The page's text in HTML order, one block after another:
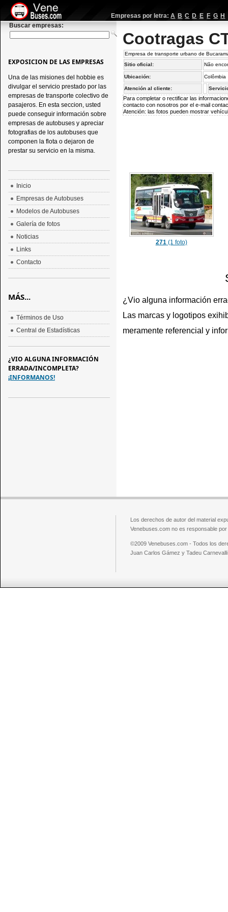
Empresas por letra: A B C D E F G H
Buscar empresas:
Cootragas
Empresa de transporte urbano de
Sitio oficial:
Não
Ubicación: Colômbia
Atención al cliente:
Para completar o rectificar las
contacto con nosotros por el e-mail
Atención: las fotos pueden mostrar
271(1 foto)
¿Vio alguna información
Las marcas y logotipos
meramente referencial y
EXPOSICION DE LAS EMPRESAS
Una de las misiones del hobbie es
divulgar el servicio prestado por las
empresas de transporte colectivo de
pasajeros. En esta seccion, usted
puede conseguir información sobre
empresas de autobuses y apreciar
fotografias de los autobuses que
componen la flota o dejaron de
prestar su servicio en la misma.
Inicio
Empresas de Autobuses
Modelos de Autobuses
Galería de fotos
Noticias
Links
Contacto
MÁS...
Términos de Uso
Central de Estadísticas
¿VIO ALGUNA INFORMACIÓN
ERRADA/INCOMPLETA?
¡INFORMANOS!
Los derechos de autor del material
Venebuses.com no es responsable
©2009 Venebuses.com - Todos los
Juan Carlos Gámez y Tadeu Carnevalli